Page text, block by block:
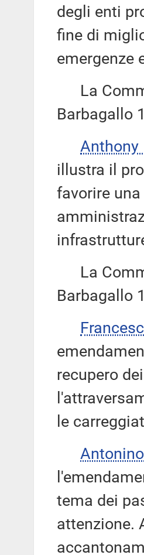
degli enti
fine di
emergenze
La
Barbagallo
Anthony
illustra il
favorire
La
Barbagallo
recupero
le
tema dei
attenzione.